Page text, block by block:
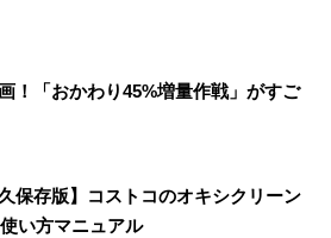
！「おかわり45%増量作戦」がすご
保存版】コストコのオキシクリーン
い方マニュアル